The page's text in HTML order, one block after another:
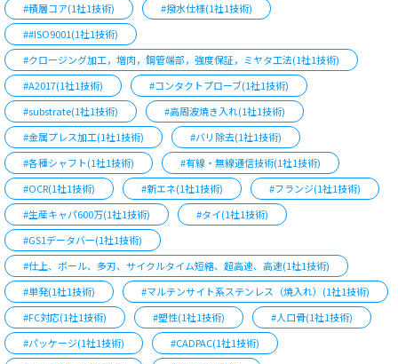
#積層コア(1社1技術)
#撥水仕様(1社1技術)
##ISO9001(1社1技術)
#クロージング加工，増肉，鋼管端部，強度保証，ミヤタ工法(1社1技術)
#A2017(1社1技術)
#コンタクトプローブ(1社1技術)
#substrate(1社1技術)
#高周波焼き入れ(1社1技術)
#金属プレス加工(1社1技術)
#バリ除去(1社1技術)
#各種シャフト(1社1技術)
#有線・無線通信技術(1社1技術)
#OCR(1社1技術)
#新エネ(1社1技術)
#フランジ(1社1技術)
#生産キャパ600万(1社1技術)
#タイ(1社1技術)
#GS1データバー(1社1技術)
#仕上、ボール、多刃、サイクルタイム短縮、超高速、高速(1社1技術)
#単発(1社1技術)
#マルテンサイト系ステンレス（焼入れ）(1社1技術)
#FC対応(1社1技術)
#塑性(1社1技術)
#人口骨(1社1技術)
#パッケージ(1社1技術)
#CADPAC(1社1技術)